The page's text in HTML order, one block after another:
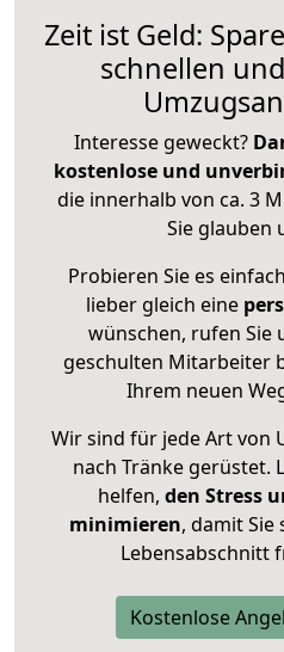
Zeit ist Geld:
schnellen
Interesse geweckt?
kostenlose und
die innerhalb von ca. 3
Sie glauben
Probieren Sie es
lieber gleich eine
wünschen, rufen Sie
geschulten Mitarbeiter
Ihrem neuen
Wir sind für jede Art von
nach Tränke gerüstet.
helfen, den Stress
minimieren, damit Sie
Lebensabschnitt
Kostenlose